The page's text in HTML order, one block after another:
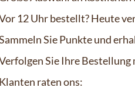
12 Uhr bestellt? Heute
Sie Punkte und
Sie Ihre Bestellung
Klanten raten ons: